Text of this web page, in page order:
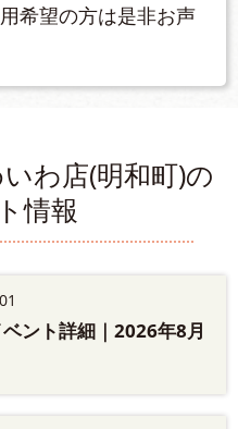
希望の方は是非お声
わ店(明和町)の
情報
ント詳細｜2026年8月